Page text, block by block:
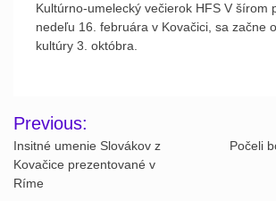
Kultúrno-umelecký večierok HFS V šírom
nedeľu 16. februára v Kovačici, sa začne
kultúry 3. októbra.
Post
navigation
Previous:
Insitné umenie Slovákov z
Kovačice prezentované v
Ríme
Počeli